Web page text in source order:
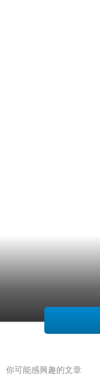
你可能感興趣的文章